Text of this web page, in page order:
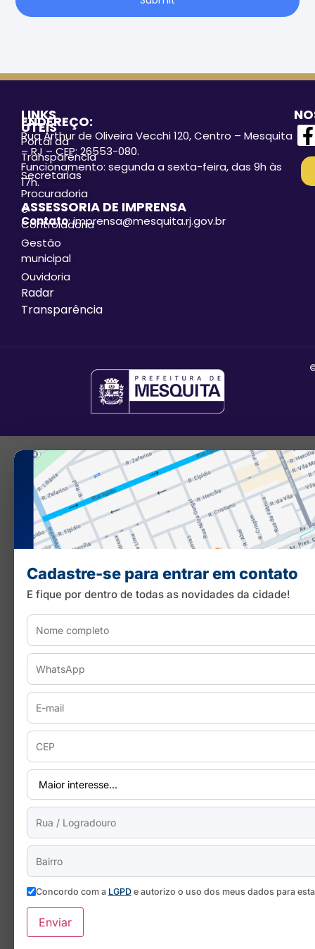
LINKS
ÚTEIS
Portal da
Transparência
Secretarias
Procuradoria
e
Controladoria
Gestão
municipal
Ouvidoria
Radar
Transparência
ENDEREÇO:
Rua Arthur de Oliveira Vecchi 120, Centro – Mesquita
– RJ – CEP: 26553-080.
Funcionamento: segunda a sexta-feira, das 9h às
17h.
ASSESSORIA DE IMPRENSA
Contato: imprensa@mesquita.rj.gov.br
Cadastre-se para entrar em contato
E fique por dentro de todas as novidades da cidade!
Concordo com a LGPD e autorizo o uso dos meus dados para
Enviar